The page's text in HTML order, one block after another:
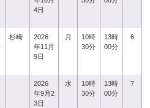
4日
杉崎
2026
年11月
9日
月
10時
30分
13時
00分
6
2026
年9月2
3日
水
10時
30分
13時
00分
7